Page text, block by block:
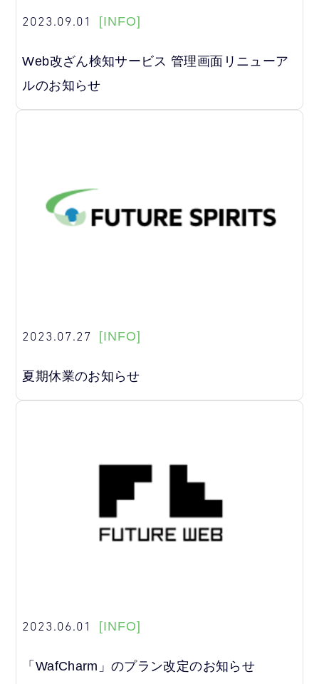
2023.09.01 [INFO]
Web改ざん検知サービス 管理画面リニューア
ルのお知らせ
2023.07.27 [INFO]
夏期休業のお知らせ
2023.06.01 [INFO]
「WafCharm」のプラン改定のお知らせ